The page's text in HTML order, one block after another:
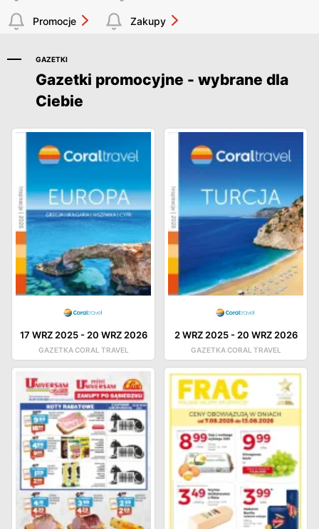
Promocje Zakupy
GAZETKI
Gazetki promocyjne - wybrane dla
Ciebie
17 WRZ 2025- 20 WRZ 2026
GAZETKA CORAL TRAVEL
2 WRZ 2025- 20 WRZ 2026
GAZETKA CORAL TRAVEL